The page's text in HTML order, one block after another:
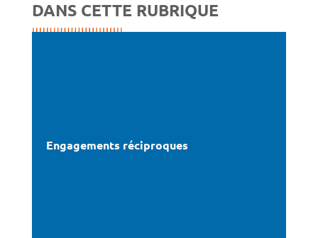
DANS CETTE RUBRIQUE
Engagements réciproques